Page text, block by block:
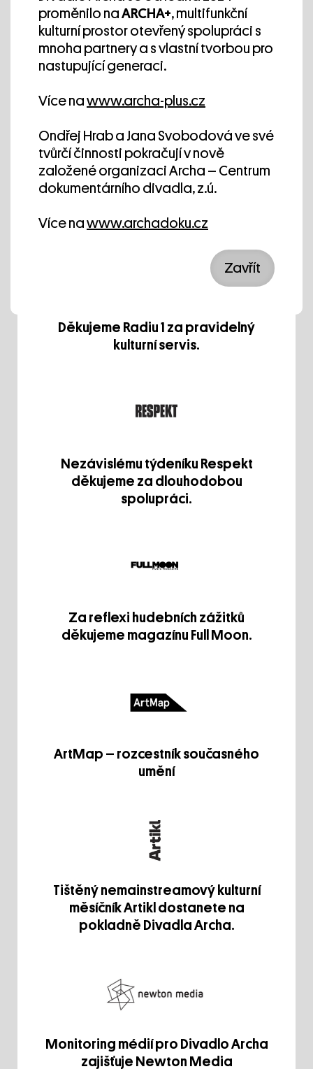
proměnilo naARCHA+, multifunkční
kulturní prostor otevřený spolupráci s
mnoha partnery a s vlastní tvorbou pro
nastupující generaci.
Více nawww.archa-plus.cz
Ondřej Hrab a Jana Svobodová ve své
tvůrčí činnosti pokračují v nově
založené organizaci Archa – Centrum
dokumentárního divadla, z.ú.
Více nawww.archadoku.cz
Zavřít
Erasmus +
Děkujeme Deníku N za mediální
Děkujeme Radiu 1 za pravidelný
kulturní servis.
Nezávislému týdeníku Respekt
děkujeme za dlouhodobou
spolupráci.
Za reflexi hudebních zážitků
děkujeme magazínu Full Moon.
ArtMap – rozcestník současného
umění
Tištěný nemainstreamový kulturní
měsíčník Artikl dostanete na
pokladně Divadla Archa.
Monitoring médií pro Divadlo Archa
zajišťuje Newton Media